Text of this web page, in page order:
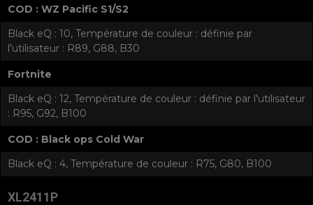
COD : WZ Pacific S1/S2
Black eQ : 10, Température de couleur : définie par
l'utilisateur : R89, G88, B30
Fortnite
Black eQ : 12, Température de couleur : définie par l'utilisateur
: R95, G92, B100
COD : Black ops Cold War
Black eQ : 4, Température de couleur : R75, G80, B100
XL2411P